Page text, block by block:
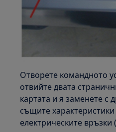
Отворете командното
отвийте двата
картата и я заменете с
същите
електрическите връзки